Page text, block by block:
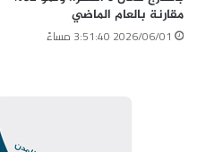
مقارنة بالعام الماضي
2026/06/01 3:51:40 مساءً